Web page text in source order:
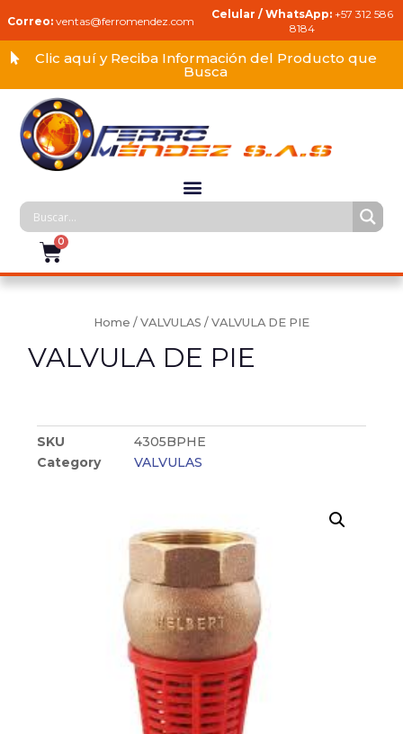
Correo: ventas@ferromendez.com
Celular / WhatsApp: +57 312 586
8184
Clic aquí y Reciba Información del Producto que
Busca
Home / VALVULAS / VALVULA DE PIE
VALVULA DE PIE
SKU
4305BPHE
Category
VALVULAS